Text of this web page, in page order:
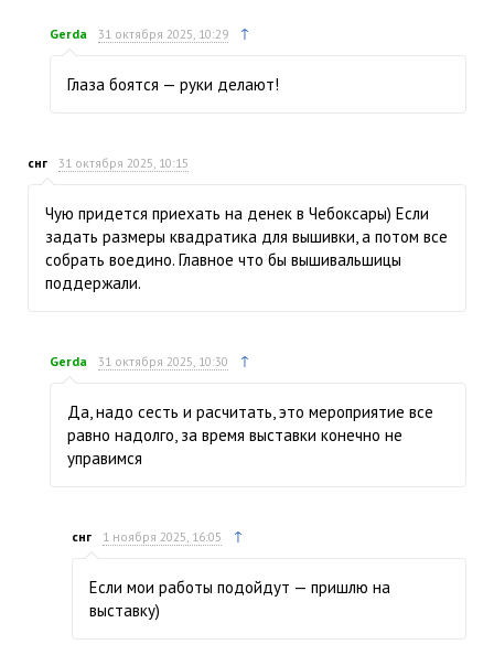
Gerda 31 октября 2025, 10:29 ↑
Глаза боятся — руки делают!
снг 31 октября 2025, 10:15
Чую придется приехать на денек в Чебоксары) Если
задать размеры квадратика для вышивки, а потом все
собрать воедино. Главное что бы вышивальшицы
поддержали.
Gerda 31 октября 2025, 10:30 ↑
Да, надо сесть и расчитать, это мероприятие все
равно надолго, за время выставки конечно не
управимся
снг 1 ноября 2025, 16:05 ↑
Если мои работы подойдут — пришлю на
выставку)